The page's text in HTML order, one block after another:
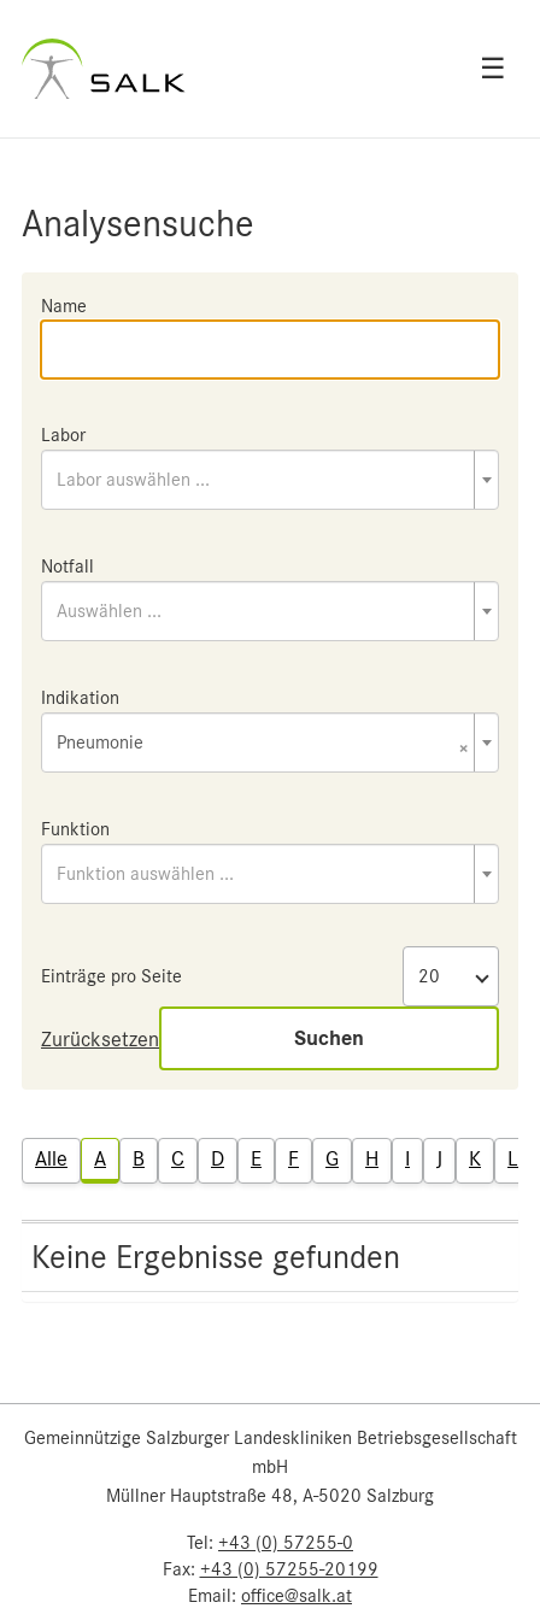
☰
Analysensuche
Name
Labor
Labor auswählen ...
Notfall
Auswählen ...
Indikation
×
Pneumonie
Funktion
Funktion auswählen ...
Einträge pro Seite
Zurücksetzen Suchen
Alle A B C D E F G H I J K L
Keine Ergebnisse gefunden
Gemeinnützige Salzburger Landeskliniken Betriebsgesellschaft
mbH
Müllner Hauptstraße 48, A-5020 Salzburg
Tel: +43 (0) 57255-0
Fax: +43 (0) 57255-20199
Email: office@salk.at